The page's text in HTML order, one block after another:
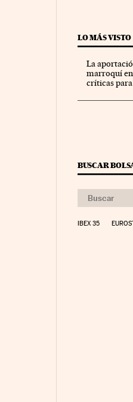
LO MÁS VISTO
La
marroquí en
críticas
BUSCAR
IBEX 35